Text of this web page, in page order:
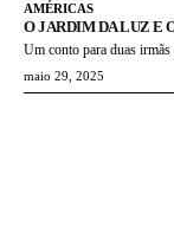
AMÉRICAS
O JARDIM DA LUZ E
Um conto para duas
maio 29, 2025